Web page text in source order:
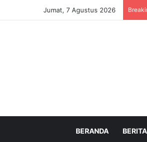
Jumat, 7 Agustus 2026
BERANDA